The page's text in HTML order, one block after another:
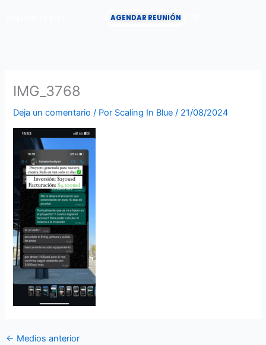
AGENDAR REUNIÓN
IMG_3768
Deja un comentario / Por Scaling In Blue/ 21/08/2024
← Medios anterior